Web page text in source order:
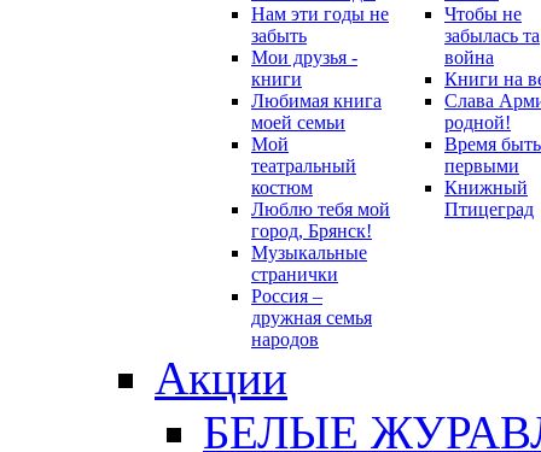
Нам эти годы не
забыть
Мои друзья -
книги
Любимая книга
моей семьи
Мой
театральный
костюм
Люблю тебя мой
город, Брянск!
Музыкальные
странички
Россия –
дружная семья
народов
Чтобы не
забылась та
война
Книги на
Слава
родной!
Время быть
первыми
Книжный
Птицеград
Акции
БЕЛЫЕ